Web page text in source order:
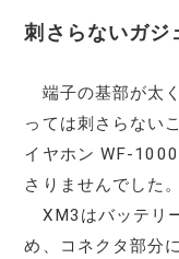
刺さらないガジ
端子の基部が太
っては刺さらない
イヤホン WF-
さりませんでした。
XM3はバッテリ
め、コネクタ部分